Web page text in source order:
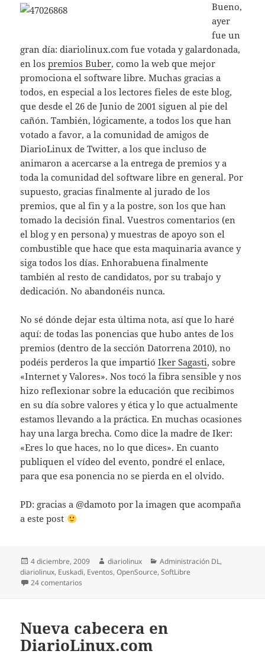
Bueno,
ayer
fue un
gran día: diariolinux.com fue votada y galardonada,
en lospremios Buber, como la web que mejor
promociona el software libre. Muchas gracias a
todos, en especial a los lectores fieles de este blog,
que desde el 26 de Junio de 2001 siguen al pie del
cañón. También, lógicamente, a todos los que han
votado a favor, a la comunidad de amigos de
DiarioLinux de Twitter, a los que incluso de
animaron a acercarse a la entrega de premios y a
toda la comunidad del software libre en general. Por
supuesto, gracias finalmente al jurado de los
premios, que al fin y a la postre, son los que han
tomado la decisión final. Vuestros comentarios (en
el blog y en persona) y muestras de apoyo son el
combustible que hace que esta maquinaria avance y
siga todos los días. Enhorabuena finalmente
también al resto de candidatos, por su trabajo y
dedicación. No abandonéis nunca.
No sé dónde dejar esta última nota, así que lo haré
aquí: de todas las ponencias que hubo antes de los
premios (dentro de la sección Datorrena 2010), no
podéis perderos la que impartióIker Sagasti, sobre
«Internet y Valores». Nos tocó la fibra sensible y nos
hizo reflexionar sobre la educación que recibimos
en su día sobre valores y ética y lo que actualmente
estamos llevando a la práctica. En muchas ocasiones
hay una larga brecha. Como dice la madre de Iker:
«Eres lo que haces, no lo que dices». En cuanto
publiquen el vídeo del evento, pondré el enlace,
para que esa ponencia no se pierda en el olvido.
PD: gracias a @damoto por la imagen que acompaña
a este post
Publicado
el
4 diciembre, 2009 Autor
diariolinux Categorías
Administración DL,
diariolinux, Euskadi, Eventos,OpenSource,SoftLibre
24 comentarios
Nueva cabecera en
DiarioLinux.com